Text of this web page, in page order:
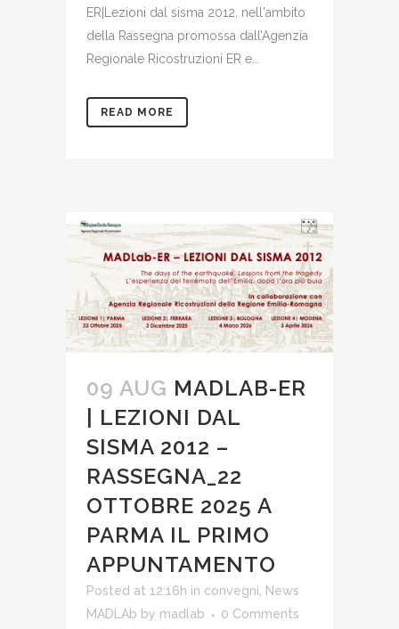
ER|Lezioni dal sisma 2012, nell'ambito
della Rassegna promossa dall’Agenzia
Regionale Ricostruzioni ER e...
READ MORE
09 AUG MADLAB-ER
| LEZIONI DAL
SISMA 2012 –
RASSEGNA_22
OTTOBRE 2025 A
PARMA IL PRIMO
APPUNTAMENTO
Posted at 12:16h in convegni
News
MADLAb by madlab
0 Comments